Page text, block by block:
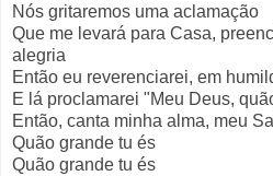
Nós gritaremos uma aclamação
Que me levará para Casa,
alegria
Então eu reverenciarei, em
E lá proclamarei "Meu Deus,
Então, canta minha alma, meu
Quão grande tu és
Quão grande tu és